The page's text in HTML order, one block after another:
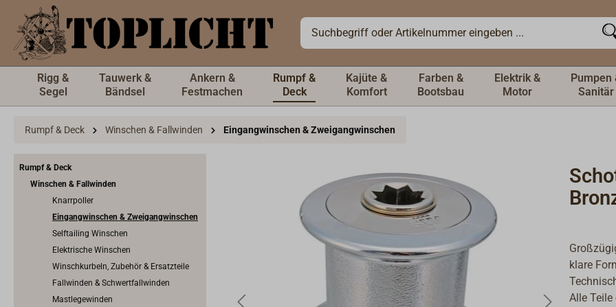
springen
Rigg &
Segel
Tauwerk &
Bändsel
Ankern &
Festmachen
Rumpf &
Deck
Kajüte &
Komfort
Farben &
Bootsbau
Elektrik &
Motor
Pumpen
Sanitär
Rumpf & Deck Winschen & Fallwinden Eingangwinschen & Zweigangwinschen
Rumpf & Deck
Winschen & Fallwinden
Knarrpoller
Eingangwinschen & Zweigangwinschen
Selftailing Winschen
Elektrische Winschen
Winschkurbeln, Zubehör & Ersatzteile
Fallwinden & Schwertfallwinden
Mastlegewinden
klare
Alle Teile